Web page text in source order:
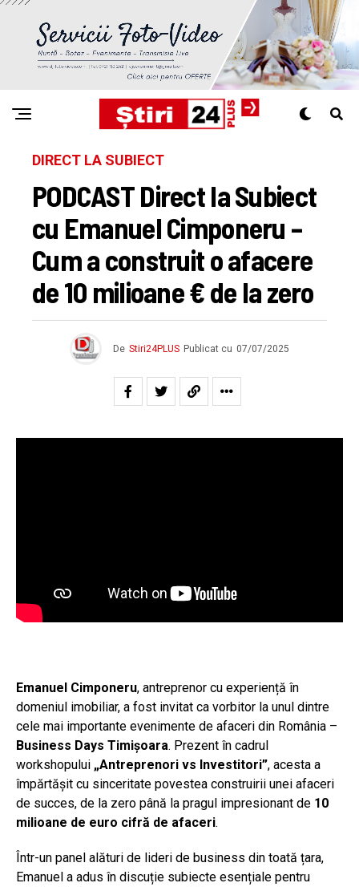
DIRECT LA SUBIECT
PODCAST Direct la Subiect
cu Emanuel Cimponeru –
Cum a construit o afacere
de 10 milioane € de la zero
De Stiri24PLUS Publicat cu 07/07/2025
Emanuel Cimponeru, antreprenor cu experiență în
domeniul imobiliar, a fost invitat ca vorbitor la unul dintre
cele mai importante evenimente de afaceri din România –
Business Days Timișoara. Prezent în cadrul
workshopului „Antreprenori vs Investitori”, acesta a
împărtășit cu sinceritate povestea construirii unei afaceri
de succes, de la zero până la pragul impresionant de 10
milioane de euro cifră de afaceri.
Într-un panel alături de lideri de business din toată țara,
Emanuel a adus în discuție subiecte esențiale pentru